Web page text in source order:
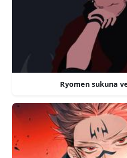
Ryomen sukuna